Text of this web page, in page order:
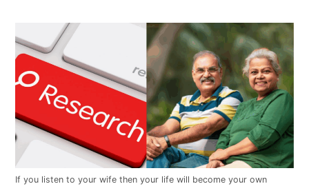
If you listen to your wife then your life will become your own